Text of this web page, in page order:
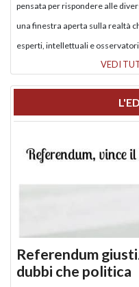
pensata per rispondere alle
una finestra aperta sulla realtà
esperti, intellettuali e
VEDI
Referendum
dubbi che politica